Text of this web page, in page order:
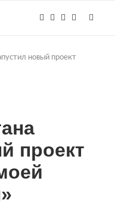
новый проект
проект